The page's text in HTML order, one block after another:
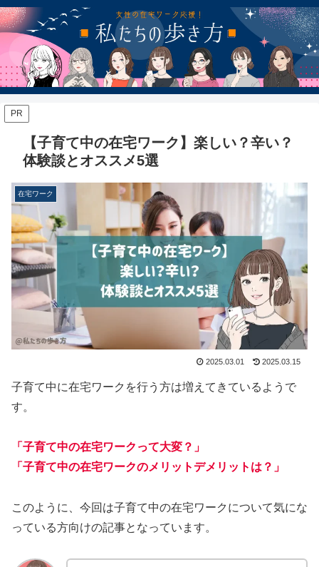
PR
【子育て中の在宅ワーク】楽しい？辛い？
体験談とオススメ5選
在宅ワーク
2025.03.01 2025.03.15
子育て中に在宅ワークを行う方は増えてきているようで
す。
「子育て中の在宅ワークって大変？」
「子育て中の在宅ワークのメリットデメリットは？」
このように、今回は子育て中の在宅ワークについて気にな
っている方向けの記事となっています。